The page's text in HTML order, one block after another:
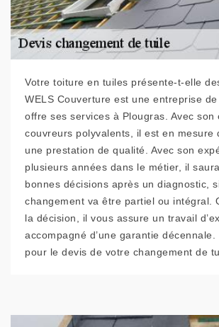
Votre toiture en tuiles présente-t-elle
WELS Couverture est une entreprise
offre ses services à Plougras. Avec son
couvreurs polyvalents, il est en mesure
une prestation de qualité. Avec son
plusieurs années dans le métier, il
bonnes décisions après un diagnostic,
changement va être partiel ou intégral.
la décision, il vous assure un travail
accompagné d’une garantie décennale.
pour le devis de votre changement de